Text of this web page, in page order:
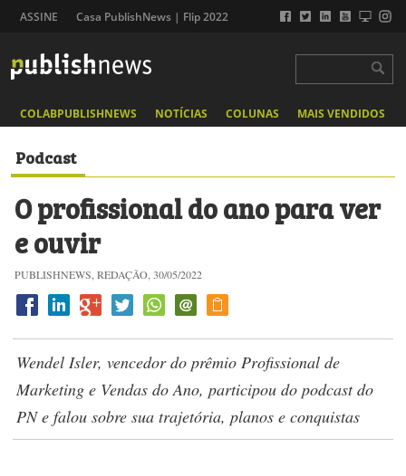
ASSINE Casa PublishNews | Flip 2022
COLABPUBLISHNEWS NOTÍCIAS COLUNAS MAIS VENDIDOS
Podcast
O profissional do ano para ver
e ouvir
PUBLISHNEWS, REDAÇÃO, 30/05/2022
Wendel Isler, vencedor do prêmio Profissional de
Marketing e Vendas do Ano, participou do podcast do
PN e falou sobre sua trajetória, planos e conquistas